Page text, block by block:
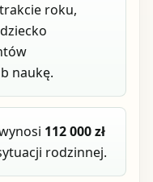
roku,
naukę.
112 000 zł
rodzinnej.